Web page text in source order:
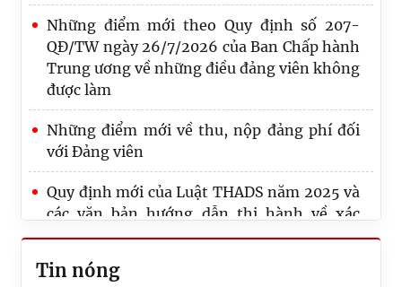
Những điểm mới theo Quy định số 207-
QĐ/TW ngày 26/7/2026 của Ban Chấp hành
Trung ương về những điều đảng viên không
được làm
Những điểm mới về thu, nộp đảng phí đối
với Đảng viên
Quy định mới của Luật THADS năm 2025 và
các văn bản hướng dẫn thi hành về xác
minh điều kiện thi hành án, thông báo thi
hành án
Tin nóng